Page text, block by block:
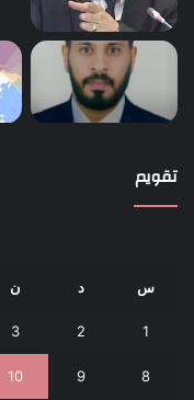
تقويم
س د ن
1
2
3
8
9
10